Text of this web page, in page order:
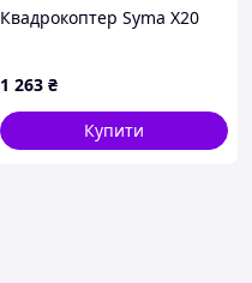
Квадрокоптер Syma X20
1 263 ₴
Купити